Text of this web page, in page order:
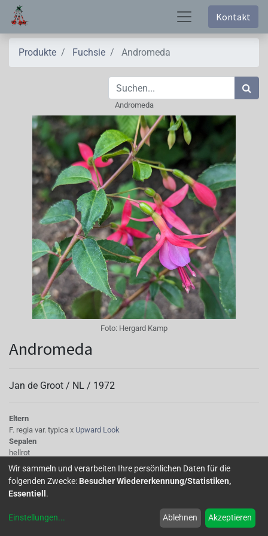
Kontakt
Produkte Fuchsie Andromeda
Andromeda
Foto: Hergard Kamp
Andromeda
Jan de Groot / NL / 1972
Eltern
F. regia var. typica x Upward Look
Sepalen
hellrot
Korolle/Petalen
hellblauviolett
Knospe/Blüte
einfach, mittelgross
stehend
Wir sammeln und verarbeiten Ihre persönlichen Daten für die
folgenden Zwecke: Besucher Wiedererkennung/Statistiken,
Essentiell .
Einstellungen... Ablehnen Akzeptieren